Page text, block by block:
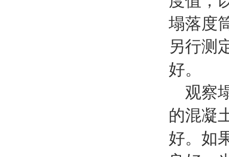
塌落度
另行测
好。
观察
的混凝
好。如